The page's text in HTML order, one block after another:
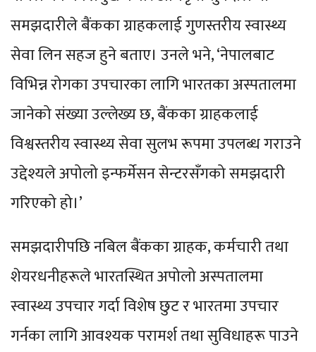
समझदारीले बैंकका ग्राहकलाई गुणस्तरीय स्वास्थ्य
सेवा लिन सहज हुने बताए। उनले भने, ‘नेपालबाट
विभिन्न रोगका उपचारका लागि भारतका अस्पतालमा
जानेको संख्या उल्लेख्य छ, बैंकका ग्राहकलाई
विश्वस्तरीय स्वास्थ्य सेवा सुलभ रूपमा उपलब्ध गराउने
उद्देश्यले अपोलो इन्फर्मेसन सेन्टरसँगको समझदारी
गरिएको हो।’
समझदारीपछि नबिल बैंकका ग्राहक, कर्मचारी तथा
शेयरधनीहरूले भारतस्थित अपोलो अस्पतालमा
स्वास्थ्य उपचार गर्दा विशेष छुट र भारतमा उपचार
गर्नका लागि आवश्यक परामर्श तथा सुविधाहरू पाउने